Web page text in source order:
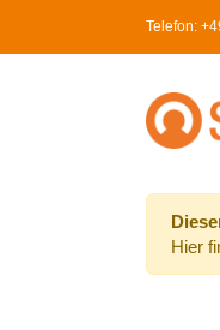
Telefon:
Hier